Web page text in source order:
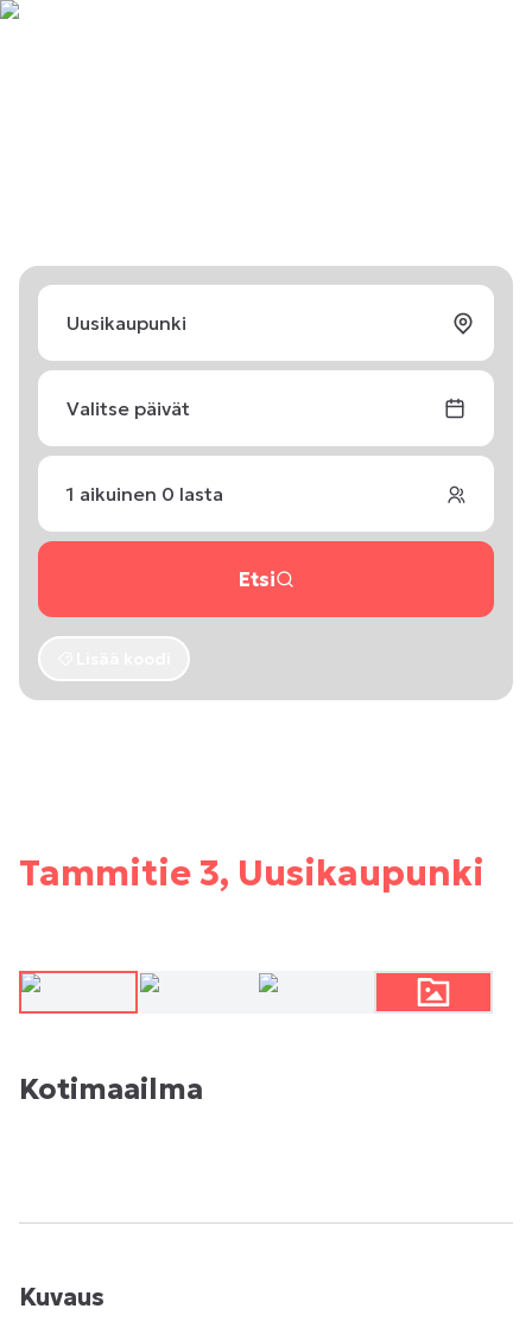
Valitse päivät
1 aikuinen 0 lasta
Etsi
Tammitie 3, Uusikaupunki
Kotimaailma
Kuvaus